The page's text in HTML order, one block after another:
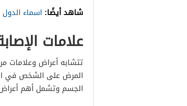
شاهد أيضًا: اسماء
علامات
تتشابه أعراض وعلامات
المرض على الشخص في
الجسم وتشمل أهم أعراض